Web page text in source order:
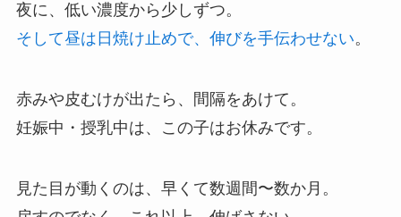
夜に、低い濃度から少しずつ。
そして昼は日焼け止めで、伸びを手伝わせない。
赤みや皮むけが出たら、間隔をあけて。
妊娠中・授乳中は、この子はお休みです。
見た目が動くのは、早くて数週間〜数か月。